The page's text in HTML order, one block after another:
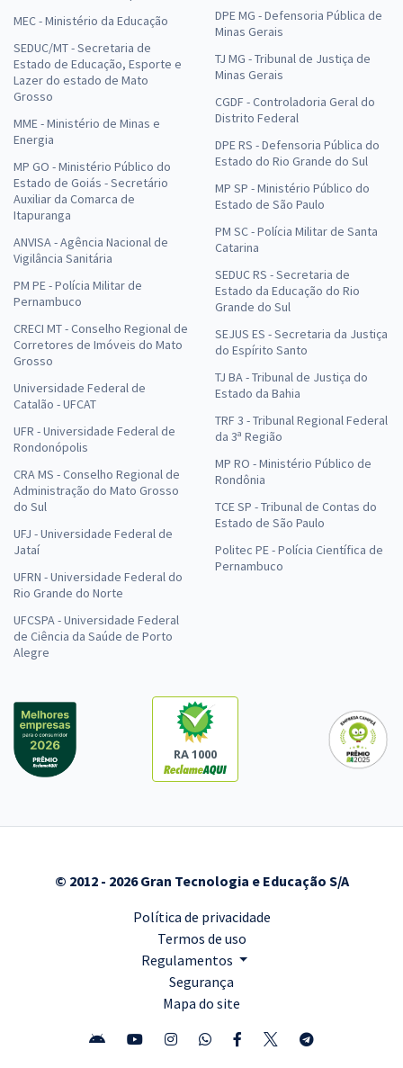
MEC - Ministério da Educação
SEDUC/MT - Secretaria de
Estado de Educação, Esporte e
Lazer do estado de Mato
Grosso
MME - Ministério de Minas e
Energia
MP GO - Ministério Público do
Estado de Goiás - Secretário
Auxiliar da Comarca de
Itapuranga
ANVISA - Agência Nacional de
Vigilância Sanitária
PM PE - Polícia Militar de
Pernambuco
CRECI MT - Conselho Regional de
Corretores de Imóveis do Mato
Grosso
Universidade Federal de
Catalão - UFCAT
UFR - Universidade Federal de
Rondonópolis
CRA MS - Conselho Regional de
Administração do Mato Grosso
do Sul
UFJ - Universidade Federal de
Jataí
UFRN - Universidade Federal do
Rio Grande do Norte
UFCSPA - Universidade Federal
de Ciência da Saúde de Porto
Alegre
DPE MG - Defensoria Pública de
Minas Gerais
TJ MG - Tribunal de Justiça de
Minas Gerais
CGDF - Controladoria Geral do
Distrito Federal
DPE RS - Defensoria Pública do
Estado do Rio Grande do Sul
MP SP - Ministério Público do
Estado de São Paulo
PM SC - Polícia Militar de Santa
Catarina
SEDUC RS - Secretaria de
Estado da Educação do Rio
Grande do Sul
SEJUS ES - Secretaria da Justiça
do Espírito Santo
TJ BA - Tribunal de Justiça do
Estado da Bahia
TRF 3 - Tribunal Regional Federal
da 3ª Região
MP RO - Ministério Público de
Rondônia
TCE SP - Tribunal de Contas do
Estado de São Paulo
Politec PE - Polícia Científica de
Pernambuco
RA 1000
© 2012 - 2026 Gran Tecnologia e Educação S/A
Política de privacidade
Termos de uso
Regulamentos
Segurança
Mapa do site